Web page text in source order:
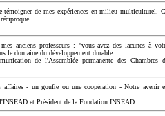
de mes expériences en milieu multiculturel.
anciens professeurs : "vous avez des lacunes à
le domaine du développement durable.
de l'Assemblée permanente des Chambres
affaires - un goufre ou une coopération - Notre avenir
et Président de la Fondation INSEAD